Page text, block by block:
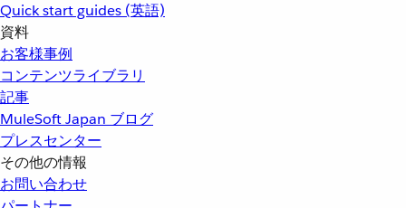
Quick start guides (英語)
資料
お客様事例
コンテンツライブラリ
記事
MuleSoft Japan ブログ
プレスセンター
その他の情報
お問い合わせ